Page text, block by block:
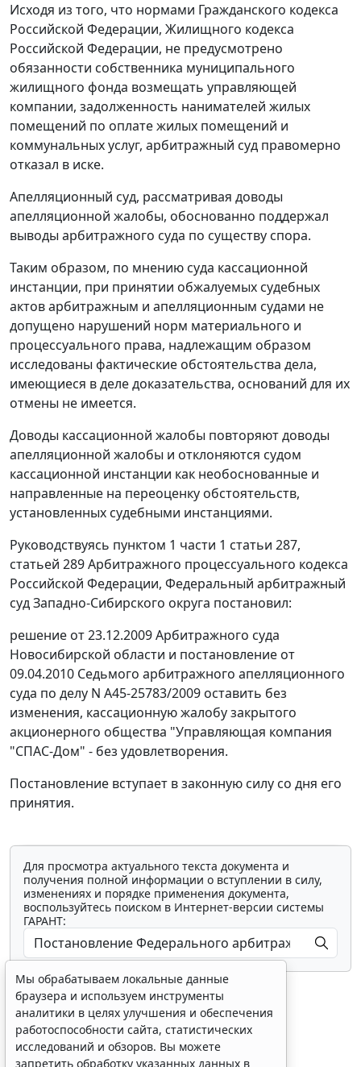
Исходя из того, что нормами Гражданского кодекса
Российской Федерации, Жилищного кодекса
Российской Федерации, не предусмотрено
обязанности собственника муниципального
жилищного фонда возмещать управляющей
компании, задолженность нанимателей жилых
помещений по оплате жилых помещений и
коммунальных услуг, арбитражный суд правомерно
отказал в иске.
Апелляционный суд, рассматривая доводы
апелляционной жалобы, обоснованно поддержал
выводы арбитражного суда по существу спора.
Таким образом, по мнению суда кассационной
инстанции, при принятии обжалуемых судебных
актов арбитражным и апелляционным судами не
допущено нарушений норм материального и
процессуального права, надлежащим образом
исследованы фактические обстоятельства дела,
имеющиеся в деле доказательства, оснований для их
отмены не имеется.
Доводы кассационной жалобы повторяют доводы
апелляционной жалобы и отклоняются судом
кассационной инстанции как необоснованные и
направленные на переоценку обстоятельств,
установленных судебными инстанциями.
Руководствуясь пунктом 1 части 1 статьи 287,
статьей 289Арбитражного процессуального кодекса
Российской Федерации, Федеральный арбитражный
суд Западно-Сибирского округа постановил:
решение от 23.12.2009 Арбитражного суда
Новосибирской области и постановление от
09.04.2010 Седьмого арбитражного апелляционного
суда по делу N А45-25783/2009 оставить без
изменения, кассационную жалобу закрытого
акционерного общества "Управляющая компания
"СПАС-Дом" - без удовлетворения.
Постановление вступает в законную силу со дня его
принятия.
Для просмотра актуального текста документа и
получения полной информации о вступлении в силу,
изменениях и порядке применения документа,
воспользуйтесь поиском в Интернет-версии системы
ГАРАНТ:
Показать все материалы
Мы обрабатываем локальные данные
браузера и используем инструменты
аналитики в целях улучшения и обеспечения
работоспособности сайта, статистических
исследований и обзоров. Вы можете
запретить обработку указанных данных в